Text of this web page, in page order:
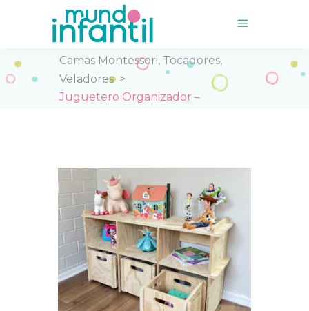
Inicio >Tienda>
Camas Montessori, Tocadores,
Veladores>
Juguetero Organizador –